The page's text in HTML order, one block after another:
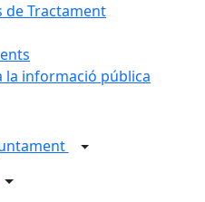
de Tractament
la informació pública